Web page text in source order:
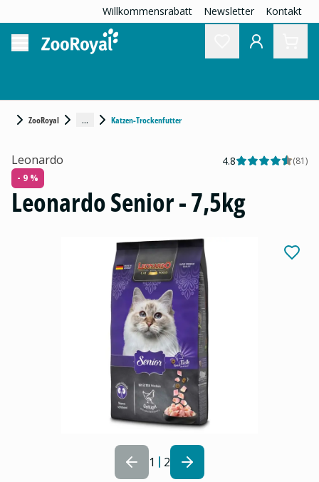
Willkommensrabatt Newsletter Kontakt
ZooRoyal ... Katzen-Trockenfutter
1 2
Leonardo 4.8 (81)
- 9 %
Leonardo Senior - 7,5kg